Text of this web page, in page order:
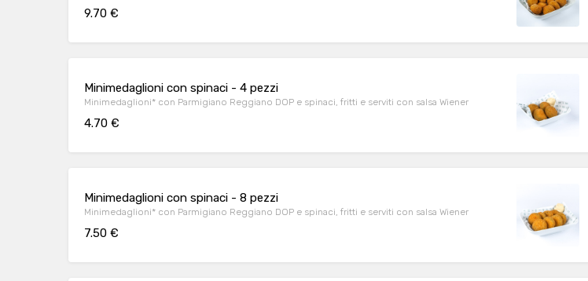
9.70 €
Minimedaglioni con spinaci - 4 pezzi
Minimedaglioni* con Parmigiano Reggiano DOP e spinaci, fritti e serviti con salsa Wiener
4.70 €
Minimedaglioni con spinaci - 8 pezzi
Minimedaglioni* con Parmigiano Reggiano DOP e spinaci, fritti e serviti con salsa Wiener
7.50 €